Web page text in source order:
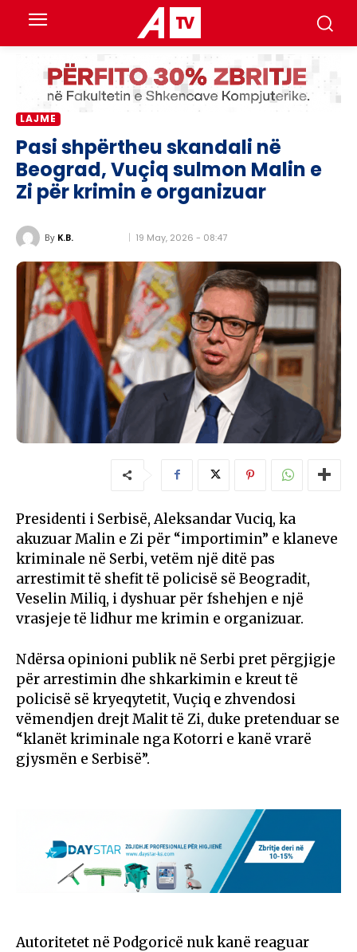
LAJME
Pasi shpërtheu skandali në
Beograd, Vuçiq sulmon Malin e
Zi për krimin e organizuar
By K.B. 19 May, 2026 - 08:47
Presidenti i Serbisë, Aleksandar Vuciq, ka
akuzuar Malin e Zi për “importimin” e klaneve
kriminale në Serbi, vetëm një ditë pas
arrestimit të shefit të policisë së Beogradit,
Veselin Miliq, i dyshuar për fshehjen e një
vrasjeje të lidhur me krimin e organizuar.
Ndërsa opinioni publik në Serbi pret përgjigje
për arrestimin dhe shkarkimin e kreut të
policisë së kryeqytetit, Vuçiq e zhvendosi
vëmendjen drejt Malit të Zi, duke pretenduar se
“klanët kriminale nga Kotorri e kanë vrarë
gjysmën e Serbisë”.
Autoritetet në Podgoricë nuk kanë reaguar